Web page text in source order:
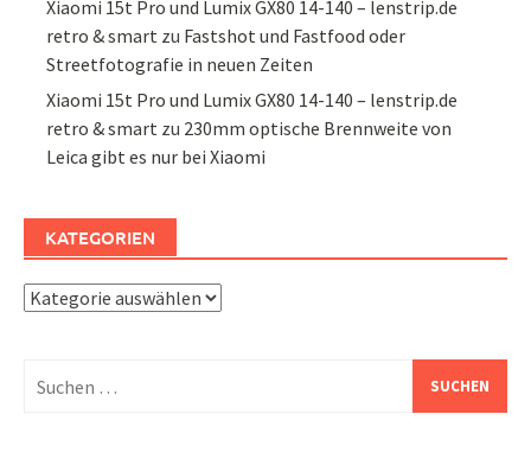
Xiaomi 15t Pro und Lumix GX80 14-140 – lenstrip.de
retro & smart zu Fastshot und Fastfood oder
Streetfotografie in neuen Zeiten
Xiaomi 15t Pro und Lumix GX80 14-140 – lenstrip.de
retro & smart zu 230mm optische Brennweite von
Leica gibt es nur bei Xiaomi
KATEGORIEN
Kategorien
nach: